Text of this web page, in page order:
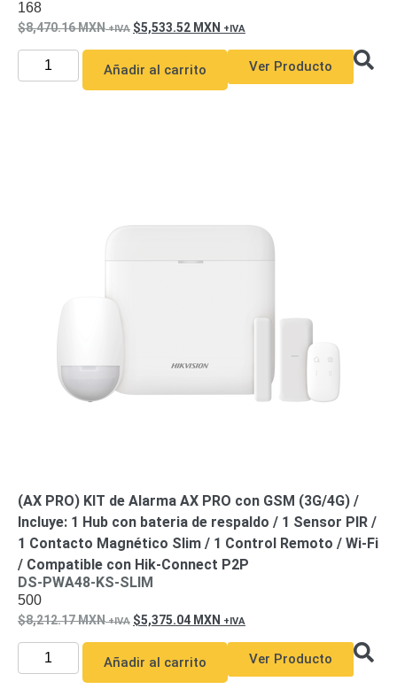
168
8,470.16MXN 5,533.52 MXN
Añadir al carrito Ver Producto
(AX PRO) KIT de Alarma AX PRO con GSM (3G/4G) /
Incluye: 1 Hub con bateria de respaldo / 1 Sensor PIR /
1 Contacto Magnético Slim / 1 Control Remoto / Wi-Fi
/ Compatible con Hik-Connect P2P
DS-PWA48-KS-SLIM
500
8,212.17MXN 5,375.04 MXN
Añadir al carrito Ver Producto